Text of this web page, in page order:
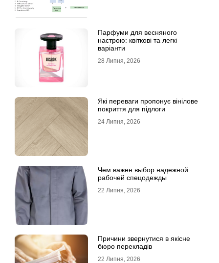
Парфуми для весняного
настрою: квіткові та легкі
варіанти
28 Липня, 2026
Які переваги пропонує вінілове
покриття для підлоги
24 Липня, 2026
Чем важен выбор надежной
рабочей спецодежды
22 Липня, 2026
Причини звернутися в якісне
бюро перекладів
22 Липня, 2026